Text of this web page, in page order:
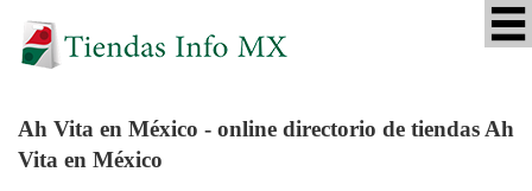
Ah Vita en México - online directorio de tiendas Ah
Vita en México